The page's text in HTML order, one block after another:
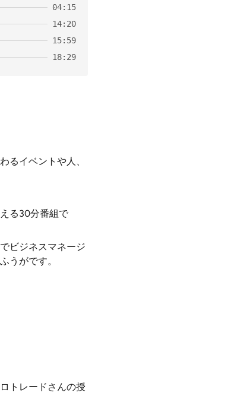
04:15
14:20
15:59
18:29
るイベントや人、
る30分番組で
ビジネスマネージ
うがです。
トレードさんの授